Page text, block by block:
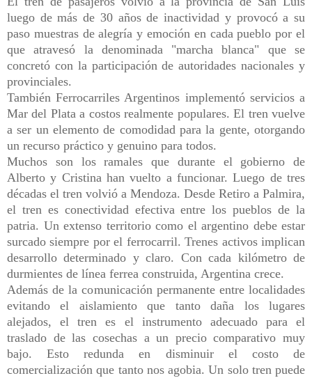
luego de más de 30 años de inactividad y provocó a su
paso muestras de alegría y emoción en cada pueblo por el
que atravesó la denominada "marcha blanca" que se
concretó con la participación de autoridades nacionales y
provinciales.
También Ferrocarriles Argentinos implementó servicios a
Mar del Plata a costos realmente populares. El tren vuelve
a ser un elemento de comodidad para la gente, otorgando
un recurso práctico y genuino para todos.
Muchos son los ramales que durante el gobierno de
Alberto y Cristina han vuelto a funcionar. Luego de tres
décadas el tren volvió a Mendoza. Desde Retiro a Palmira,
el tren es conectividad efectiva entre los pueblos de la
patria. Un extenso territorio como el argentino debe estar
surcado siempre por el ferrocarril. Trenes activos implican
desarrollo determinado y claro. Con cada kilómetro de
durmientes de línea ferrea construida, Argentina crece.
Además de la comunicación permanente entre localidades
evitando el aislamiento que tanto daña los lugares
alejados, el tren es el instrumento adecuado para el
traslado de las cosechas a un precio comparativo muy
bajo. Esto redunda en disminuir el costo de
comercialización que tanto nos agobia. Un solo tren puede